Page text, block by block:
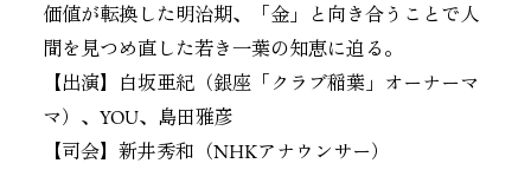
価値が転換した明治期、「金」と向き合うことで人
間を見つめ直した若き一葉の知恵に迫る。
【出演】白坂亜紀（銀座「クラブ稲葉」オーナーマ
マ）、YOU、島田雅彦
【司会】新井秀和（NHKアナウンサー）